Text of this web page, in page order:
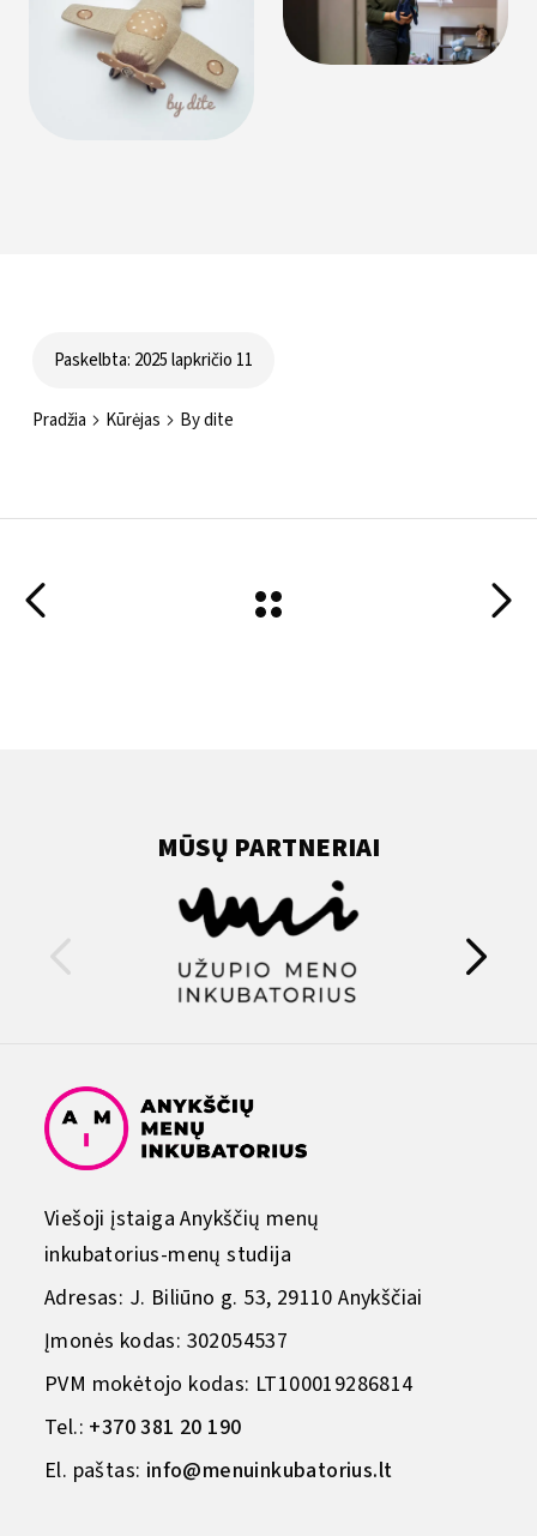
Paskelbta: 2025 lapkričio 11
Pradžia Kūrėjas By dite
MŪSŲ PARTNERIAI
Viešoji įstaiga Anykščių menų
inkubatorius-menų studija
Adresas: J. Biliūno g. 53, 29110 Anykščiai
Įmonės kodas: 302054537
PVM mokėtojo kodas: LT100019286814
Tel.: +370 381 20 190
El. paštas: info@menuinkubatorius.lt